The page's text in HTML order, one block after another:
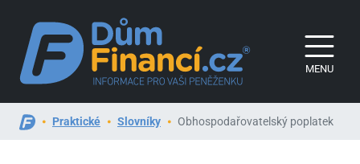
MENU
Praktické Slovníky Obhospodařovatelský poplatek